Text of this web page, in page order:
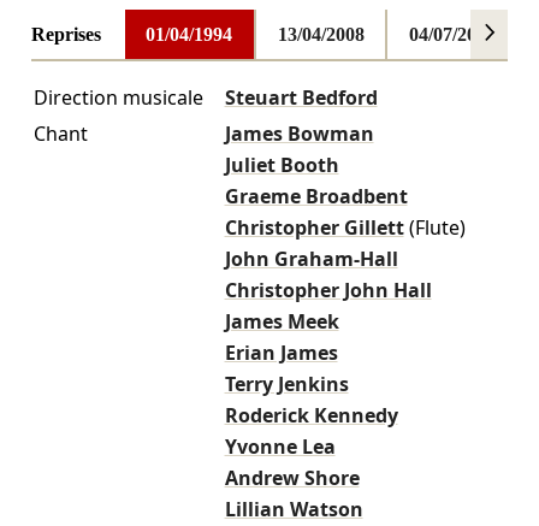
Reprises 01/04/1994 13/04/2008 04/07/2015
Direction musicale
Steuart Bedford
Chant
James Bowman
Juliet Booth
Graeme Broadbent
Christopher Gillett (Flute)
John Graham-Hall
Christopher John Hall
James Meek
Erian James
Terry Jenkins
Roderick Kennedy
Yvonne Lea
Andrew Shore
Lillian Watson